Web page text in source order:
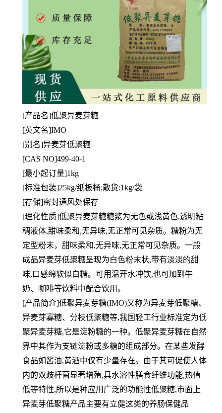
[产品名]低聚异麦芽糖
[英文名]IMO
[别名]异麦芽低聚糖
[CAS NO]499-40-1
[最小起订量]1kg
[标准包装]25kg/纸板桶;散货:1kg/袋
[存储]密封通风处保存
[理化性质]低聚异麦芽糖糖浆为无色或浅黄色,透明粘
稠液体,甜味柔和,无异味,无正常可见杂质。糖粉为无
定型粉末，甜味柔和,无异味,无正常可见杂质。一般
成品异麦芽低聚糖呈现为白色粉末状,带有淡淡的甜
味,口感绵软似白糖。可用温开水冲饮,也可加到牛
奶、咖啡等饮料中配合饮用。
[产品简介]低聚异麦芽糖(IMO)又称为异麦芽低聚糖、
异麦芽寡糖、分枝低聚糖等,我国轻工行业标准定为低
聚异麦芽糖,它是淀粉糖的一种。低聚异麦芽糖在自然
界中其作为支链淀粉或多糖的组成部分。在某些发酵
食品如酱油,黄酒中仅有少量存在。由于其可促使人体
内的双歧杆菌显著增殖,具水溶性膳食纤维功能,热值
低等特性,所以是种应用广泛的功能性低聚糖,市面上
异麦芽低聚糖产品主要有立健这类的养肠保健品